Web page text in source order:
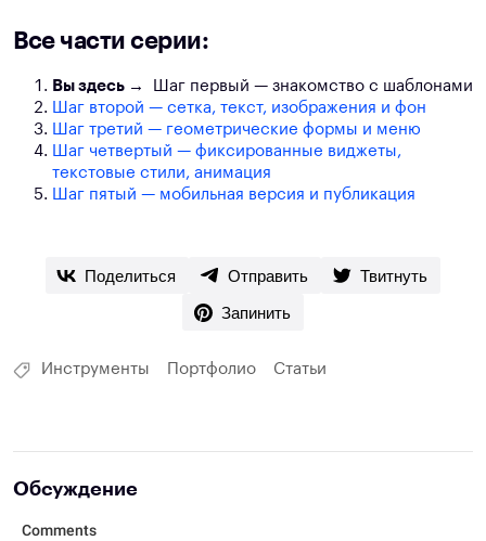
Все части серии:
Вы здесь →
Шаг первый — знакомство с шаблонами
Шаг второй — сетка, текст, изображения и фон
Шаг третий — геометрические формы и меню
Шаг четвертый — фиксированные виджеты,
текстовые стили, анимация
Шаг пятый — мобильная версия и публикация
Поделиться Отправить
Твитнуть
Запинить
Инструменты Портфолио Статьи
Обсуждение